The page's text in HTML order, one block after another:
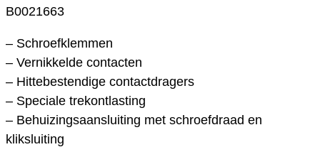
B0021663
– Schroefklemmen
– Vernikkelde contacten
– Hittebestendige contactdragers
– Speciale trekontlasting
– Behuizingsaansluiting met schroefdraad en
kliksluiting